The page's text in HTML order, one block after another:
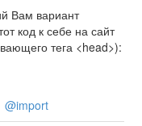
Вам вариант
код к себе на сайт
тега <head>):
@import